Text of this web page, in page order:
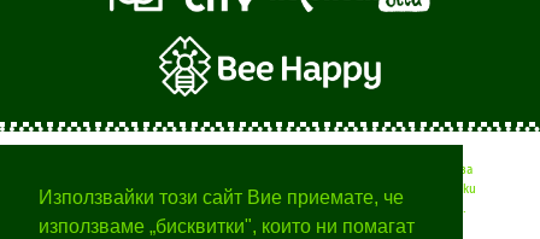
Използвайки този сайт Вие приемате, че
използваме „бисквитки", които ни помагат
Тук ще намерите полезни съвети от професионалисти за
вашата градина, времето за различните селскостопански
дейности и начини за отглеждане на различни растения.